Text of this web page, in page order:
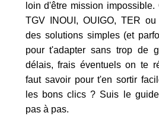
loin d'être mission
TGV INOUI, OUIGO, TER
des solutions simples (et
pour t'adapter sans trop de
délais, frais éventuels on te
faut savoir pour t'en sortir
les bons clics ? Suis le
pas à pas.